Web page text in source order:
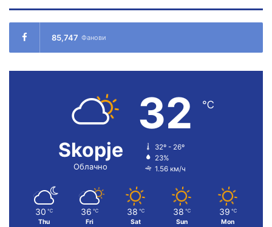
85,747 Фанови
Skopje
Облачно
32 ℃
32º - 26º
23%
1.56 км/ч
30 ℃
Thu
36 ℃
Fri
38 ℃
Sat
38 ℃
Sun
39 ℃
Mon